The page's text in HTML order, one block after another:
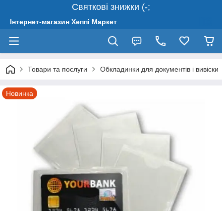
Святкові знижки (-;
Інтернет-магазин Хеппі Маркет
Товари та послуги Обкладинки для документів і вивіски
Новинка